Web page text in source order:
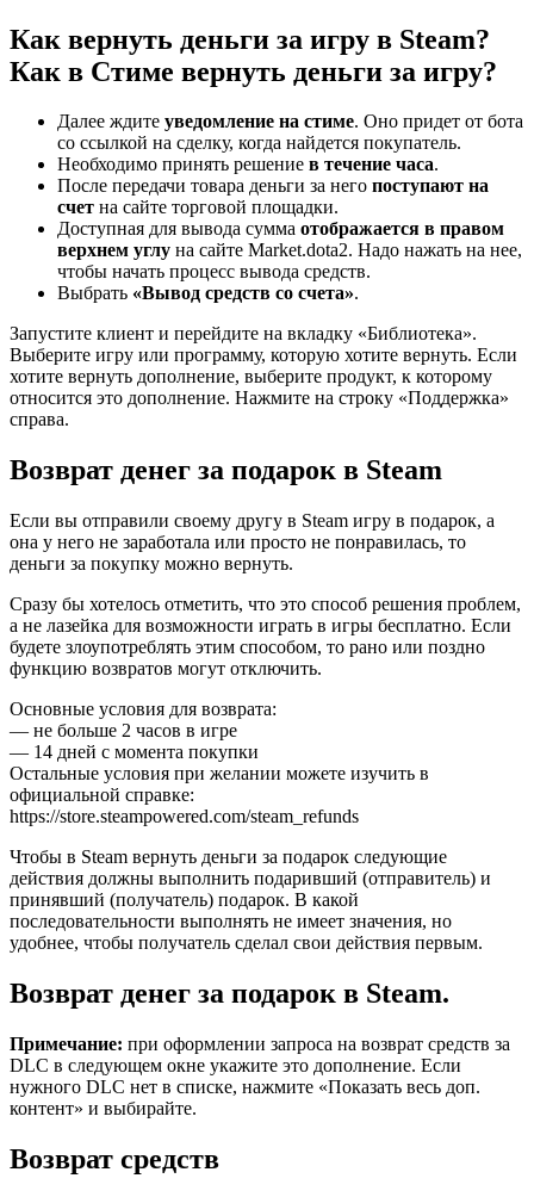
Как вернуть деньги за игру в Steam?
Как в Стиме вернуть деньги за игру?
Далее ждите уведомление на стиме. Оно придет от бота
со ссылкой на сделку, когда найдется покупатель.
Необходимо принять решение в течение часа.
После передачи товара деньги за него поступают на
счет на сайте торговой площадки.
Доступная для вывода сумма отображается в правом
верхнем углу на сайте Market.dota2. Надо нажать на нее,
чтобы начать процесс вывода средств.
Выбрать «Вывод средств со счета».
Запустите клиент и перейдите на вкладку «Библиотека».
Выберите игру или программу, которую хотите вернуть. Если
хотите вернуть дополнение, выберите продукт, к которому
относится это дополнение. Нажмите на строку «Поддержка»
справа.
Возврат денег за подарок в Steam
Если вы отправили своему другу в Steam игру в подарок, а
она у него не заработала или просто не понравилась, то
деньги за покупку можно вернуть.
Сразу бы хотелось отметить, что это способ решения проблем,
а не лазейка для возможности играть в игры бесплатно. Если
будете злоупотреблять этим способом, то рано или поздно
функцию возвратов могут отключить.
Основные условия для возврата:
— не больше 2 часов в игре
— 14 дней с момента покупки
Остальные условия при желании можете изучить в
официальной справке:
https://store.steampowered.com/steam_refunds
Чтобы в Steam вернуть деньги за подарок следующие
действия должны выполнить подаривший (отправитель) и
принявший (получатель) подарок. В какой
последовательности выполнять не имеет значения, но
удобнее, чтобы получатель сделал свои действия первым.
Возврат денег за подарок в Steam.
Примечание: при оформлении запроса на возврат средств за
DLC в следующем окне укажите это дополнение. Если
нужного DLC нет в списке, нажмите «Показать весь доп.
контент» и выбирайте.
Возврат средств